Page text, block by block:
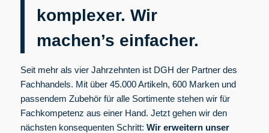
komplexer. Wir
machen’s einfacher.
Seit mehr als vier Jahrzehnten ist DGH der Partner des
Fachhandels. Mit über 45.000 Artikeln, 600 Marken und
passendem Zubehör für alle Sortimente stehen wir für
Fachkompetenz aus einer Hand. Jetzt gehen wir den
nächsten konsequenten Schritt: Wir erweitern unser